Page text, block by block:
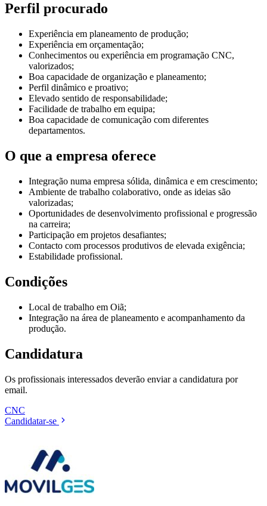
Perfil procurado
Experiência em planeamento de produção;
Experiência em orçamentação;
Conhecimentos ou experiência em programação CNC,
valorizados;
Boa capacidade de organização e planeamento;
Perfil dinâmico e proativo;
Elevado sentido de responsabilidade;
Facilidade de trabalho em equipa;
Boa capacidade de comunicação com diferentes
departamentos.
O que a empresa oferece
Integração numa empresa sólida, dinâmica e em crescimento;
Ambiente de trabalho colaborativo, onde as ideias são
valorizadas;
Oportunidades de desenvolvimento profissional e progressão
na carreira;
Participação em projetos desafiantes;
Contacto com processos produtivos de elevada exigência;
Estabilidade profissional.
Condições
Local de trabalho em Oiã;
Integração na área de planeamento e acompanhamento da
produção.
Candidatura
Os profissionais interessados deverão enviar a candidatura por
email.
CNC
Candidatar-se